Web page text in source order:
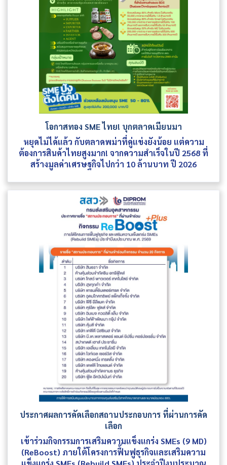
โอกาสทอง SME ไทย! บุกตลาดเมียนมา
หยุดไม่ได้แล้ว กับตลาดพม่าที่คู่แข่งยังน้อย แต่ความ
ต้องการสินค้าไทยสูงมาก! จากความสำเร็จในปี 2568 ที่
สร้างมูลค่าเศรษฐกิจไปกว่า 10 ล้านบาท ปี 2026
ประกาศผลการคัดเลือกสถานประกอบการ ที่ผ่านการคัด
เลือก
เข้าร่วมกิจกรรมการเสริมความแข็งแกร่ง SMEs (9 MD)
(ReBoost) ภายใต้โครงการฟื้นฟูธุรกิจและเสริมความ